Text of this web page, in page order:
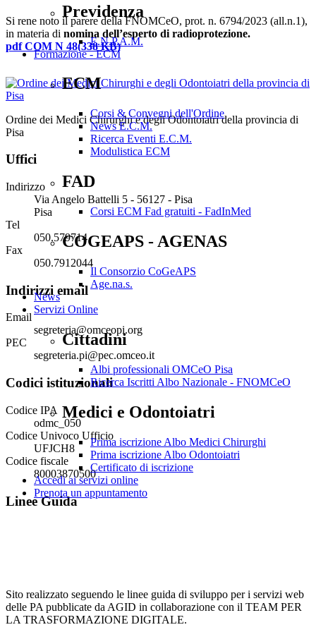
Previdenza
E.N.P.A.M.
Formazione - ECM
ECM
Corsi & Convegni dell'Ordine
News E.C.M.
Ricerca Eventi E.C.M.
Modulistica ECM
FAD
Corsi ECM Fad gratuiti - FadInMed
COGEAPS - AGENAS
Il Consorzio CoGeAPS
Age.na.s.
News
Servizi Online
Cittadini
Albi professionali OMCeO Pisa
Ricerca Iscritti Albo Nazionale - FNOMCeO
Medici e Odontoiatri
Prima iscrizione Albo Medici Chirurghi
Prima iscrizione Albo Odontoiatri
Certificato di iscrizione
Accedi ai servizi online
Prenota un appuntamento
Si rene noto il parere della FNOMCeO, prot. n. 6794/2023 (all.n.1),
in materia di nomina dell’esperto di radioprotezione.
pdfCOM N 48(338 KB)
Ordine dei Medici Chirurghi e degli Odontoiatri della provincia di
Pisa
Uffici
Indirizzo
Via Angelo Battelli 5 - 56127 - Pisa
Pisa
Tel
050.579714
Fax
050.7912044
Indirizzi email
Email
segreteria@omceopi.org
PEC
segreteria.pi@pec.omceo.it
Codici istituzionali
Codice IPA
odmc_050
Codice Univoco Ufficio
UFJCH8
Codice fiscale
80003870500
Linee Guida
Sito realizzato seguendo le linee guida di sviluppo per i servizi web
delle PA pubblicate da AGID in collaborazione con il TEAM PER
LA TRASFORMAZIONE DIGITALE.